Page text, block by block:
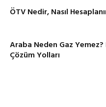
ÖTV Nedir, Nasıl
Araba Neden Gaz
Çözüm Yolları